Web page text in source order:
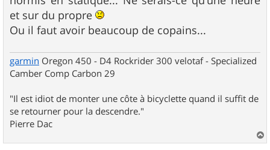
e
et sur du propre
Ou il faut avoir beaucoup de copains...
garmin Oregon 450 - D4 Rockrider 300 velotaf - Specialized
Camber Comp Carbon 29
"Il est idiot de monter une côte à bicyclette quand il suffit de
se retourner pour la descendre."
Pierre Dac
a